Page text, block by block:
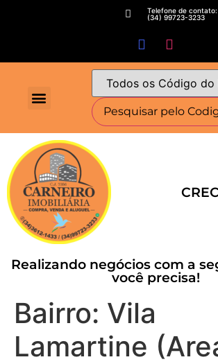
Telefone de contato:
(34) 99723-3233
Realizando negócios com a
você precisa!
Bairro: Vila
Lamartine